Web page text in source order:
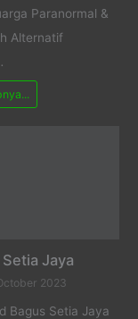
Paranormal &
Alternatif
Jaya
2023
Bagus Setia Jaya